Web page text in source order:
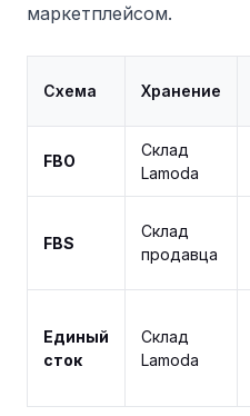
маркетплейсом.
Схема Хранение
FBO
Склад
Lamoda
FBS
Склад
продавца
Единый
сток
Склад
Lamoda